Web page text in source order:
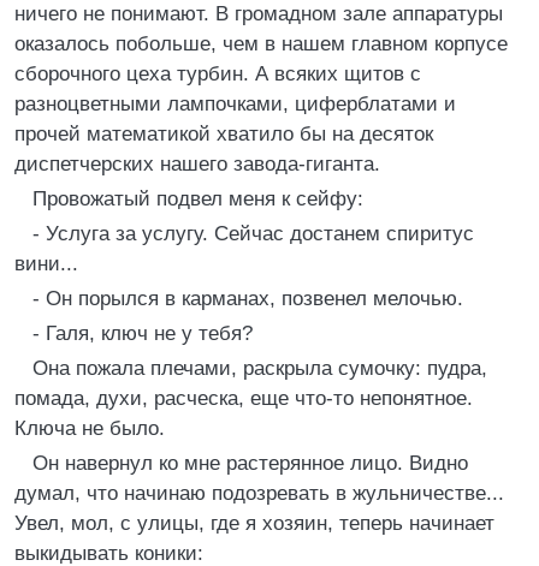
ничего не понимают. В громадном зале аппаратуры
оказалось побольше, чем в нашем главном корпусе
сборочного цеха турбин. А всяких щитов с
разноцветными лампочками, циферблатами и
прочей математикой хватило бы на десяток
диспетчерских нашего завода-гиганта.
Провожатый подвел меня к сейфу:
- Услуга за услугу. Сейчас достанем спиритус
вини...
- Он порылся в карманах, позвенел мелочью.
- Галя, ключ не у тебя?
Она пожала плечами, раскрыла сумочку: пудра,
помада, духи, расческа, еще что-то непонятное.
Ключа не было.
Он навернул ко мне растерянное лицо. Видно
думал, что начинаю подозревать в жульничестве...
Увел, мол, с улицы, где я хозяин, теперь начинает
выкидывать коники: